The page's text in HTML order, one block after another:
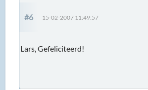
#6 15-02-2007 11:49:57
Lars, Gefeliciteerd!